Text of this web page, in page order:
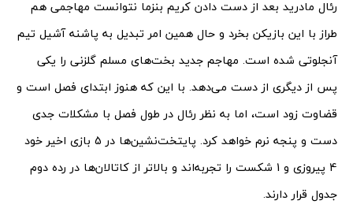
رئال مادرید بعد از دست دادن کریم بنزما نتوانست مهاجمی هم
طراز با این بازیکن بخرد و حال همین امر تبدیل به پاشنه آشیل تیم
آنجلوتی شده است. مهاجم جدید بخت‌های مسلم گلزنی را یکی
پس از دیگری از دست می‌دهد. با این که هنوز ابتدای فصل است و
قضاوت زود است، اما به نظر رئال در طول فصل با مشکلات جدی
دست و پنجه نرم خواهد کرد. پایتخت‌نشین‌ها در 5 بازی اخیر خود
4 پیروزی و 1 شکست را تجربه‌اند و بالاتر از کاتالان‌ها در رده دوم
جدول قرار دارند.